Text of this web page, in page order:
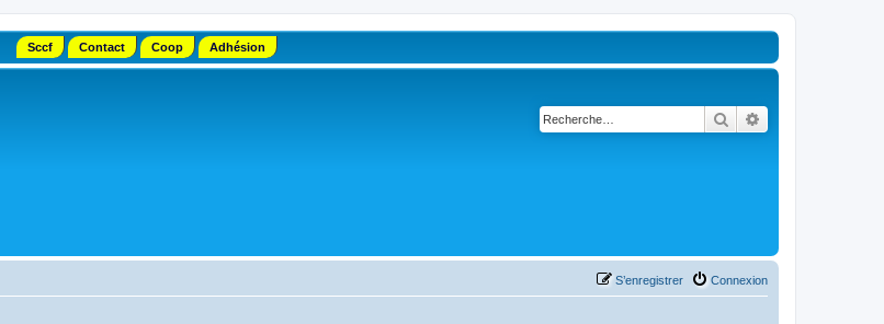
Sccf Contact Coop Adhésion
Rechercher
Connexion
S’enregistrer